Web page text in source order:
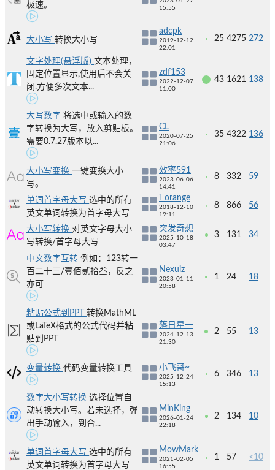
极速。
15:55
大小写 转换大小写
adcpk
2019-12-12
22:01
25 4275 272
文字处理(悬浮版) 文本处理，
固定位置显示,使用后不会关
闭.方便多次文本...
zdf153
2022-12-07
11:00
43 1621 138
大写数字 将选中或输入的数
字转换为大写，放入剪贴板。
需要0.7.27版本以...
CL
2020-07-25
21:06
35 4322 136
大小写变换 一键变换大小
写。
效率591
2023-06-06
14:41
8 332 59
单词首字母大写 选中的所有
英文单词转换为首字母大写
i_orange
2018-12-10
19:11
8 866 56
大小写转换 对英文字母大小
写转换/首字母大写
突发奇想
2025-10-18
03:47
3 131 34
中文数字互转 例如：123转一
百二十三/壹佰贰拾叁，反之
亦可
Nexuiz
2023-01-11
20:58
1 24 18
粘贴公式到PPT 转换MathML
或LaTeX格式的公式代码并粘
贴到PPT
落日星一
2024-12-13
21:30
2 55 13
变量转换 代码变量转换工具 小飞哥~
2025-12-24
15:13
6 346 13
数字大小写转换 选择位置自
动转换大小写。若未选择，弹
出手动输入，到合...
MinKing
2026-01-24
22:18
2 134 10
单词首字母大写 选中的所有
英文单词转换为首字母大写
MowMark
2021-02-05
16:55
1 57 <10